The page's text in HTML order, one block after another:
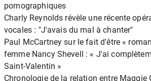
pornographiques
Charly Reynolds révèle une récente
vocales : "J'avais du mal à chanter"
Paul McCartney sur le fait d'être «
femme Nancy Shevell : « J'ai
Saint-Valentin »
Chronologie de la relation entre Maggie